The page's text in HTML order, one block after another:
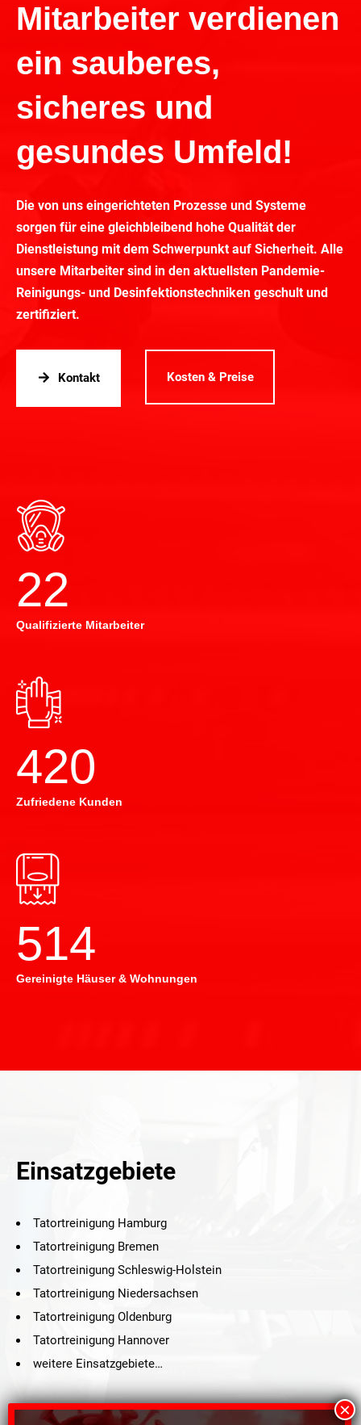
Mitarbeiter verdienen
ein sauberes,
sicheres und
gesundes Umfeld!
Die von uns eingerichteten Prozesse und Systeme
sorgen für eine gleichbleibend hohe Qualität der
Dienstleistung mit dem Schwerpunkt auf Sicherheit. Alle
unsere Mitarbeiter sind in den aktuellsten Pandemie-
Reinigungs- und Desinfektionstechniken geschult und
zertifiziert.
Kontakt Kosten & Preise
22
Qualifizierte Mitarbeiter
420
Zufriedene Kunden
514
Gereinigte Häuser & Wohnungen
Einsatzgebiete
Tatortreinigung Hamburg
Tatortreinigung Bremen
Tatortreinigung Schleswig-Holstein
Tatortreinigung Niedersachsen
Tatortreinigung Oldenburg
Tatortreinigung Hannover
weitere Einsatzgebiete…